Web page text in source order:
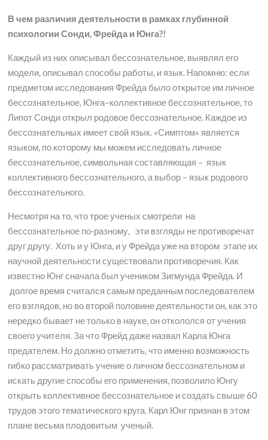
В чем различия деятельности в рамках глубинной
психологии Сонди, Фрейда и Юнга?!
Каждый из них описывал бессознательное, выявлял его
модели, описывал способы работы, и язык. Напомню: если
предметом исследования Фрейда было открытое им личное
бессознательное, Юнга–коллективное бессознательное, то
Липот Сонди открыл родовое бессознательное. Каждое из
бессознательных имеет свой язык. «Симптом» является
языком, по которому мы можем исследовать личное
бессознательное, символьная составляющая – язык
коллективного бессознательного, а выбор – язык родового
бессознательного.
Несмотря на то, что трое ученых смотрели на
бессознательное по-разному, эти взгляды не противоречат
друг другу. Хоть и у Юнга, и у Фрейда уже на втором этапе их
научной деятельности существовали противоречия. Как
известно Юнг сначала был учеником Зигмунда Фрейда. И
долгое время считался самым преданным последователем
его взглядов, но во второй половине деятельности он, как это
нередко бывает не только в науке, он откололся от учения
своего учителя. За что Фрейд даже назвал Карла Юнга
предателем. Но должно отметить, что именно возможность
гибко рассматривать учение о личном бессознательном и
искать другие способы его применения, позволило Юнгу
открыть коллективное бессознательное и создать свыше 60
трудов этого тематического круга. Карл Юнг признан в этом
плане весьма плодовитым ученый.